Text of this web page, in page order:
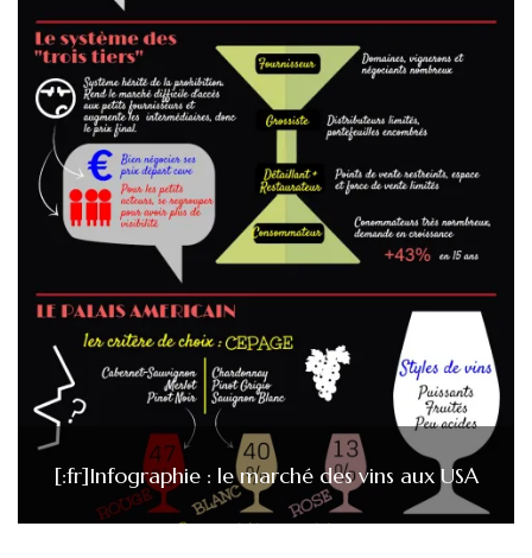
[:fr]Infographie : le marché des vins aux USA